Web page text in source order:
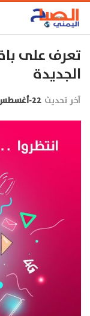
تعرف على
الجديدة
آخر تحديث 22-أغسطس- 2022